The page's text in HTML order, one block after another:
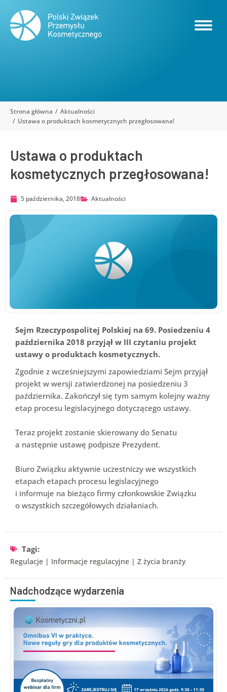
Jesteś tutaj:
Strona główna
Aktualności
Ustawa o produktach kosmetycznych przegłosowana!
Ustawa o produktach
kosmetycznych przegłosowana!
5 października, 2018 Aktualności
Sejm Rzeczypospolitej Polskiej na 69. Posiedzeniu 4
października 2018 przyjął w III czytaniu projekt
ustawy o produktach kosmetycznych.
Zgodnie z wcześniejszymi zapowiedziami Sejm przyjął
projekt w wersji zatwierdzonej na posiedzeniu 3
października. Zakończył się tym samym kolejny ważny
etap procesu legislacyjnego dotyczącego ustawy.
Teraz projekt zostanie skierowany do Senatu
a następnie ustawę podpisze Prezydent.
Biuro Związku aktywnie uczestniczy we wszystkich
etapach etapach procesu legislacyjnego
i informuje na bieżąco firmy członkowskie Związku
o wszystkich szczegółowych działaniach.
Tagi:
Regulacje | Informacje regulacyjne | Z życia branży
Nadchodzące wydarzenia